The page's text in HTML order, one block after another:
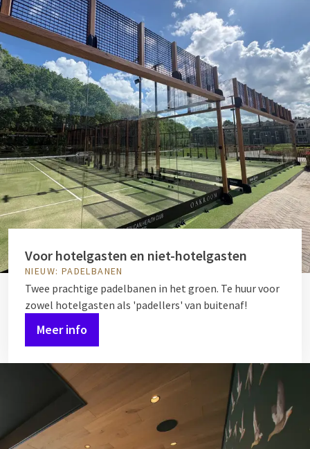
Voor hotelgasten en niet-hotelgasten
NIEUW: PADELBANEN
Twee prachtige padelbanen in het groen. Te huur voor
zowel hotelgasten als 'padellers' van buitenaf!
Meer info